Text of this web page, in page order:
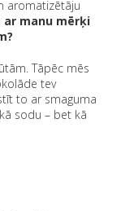
aromatizētāju
manu mērķi
Tāpēc mēs
tev
to ar smaguma
sodu – bet kā